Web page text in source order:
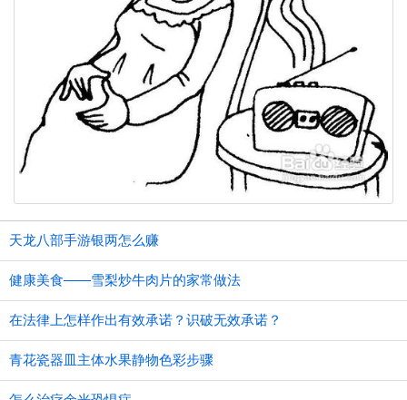
天龙八部手游银两怎么赚
健康美食——雪梨炒牛肉片的家常做法
在法律上怎样作出有效承诺？识破无效承诺？
青花瓷器皿主体水果静物色彩步骤